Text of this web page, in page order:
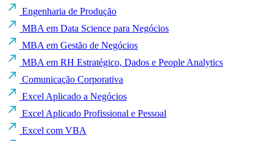
Engenharia de Produção
MBA em Data Science para Negócios
MBA em Gestão de Negócios
MBA em RH Estratégico, Dados e People Analytics
Comunicação Corporativa
Excel Aplicado a Negócios
Excel Aplicado Profissional e Pessoal
Excel com VBA